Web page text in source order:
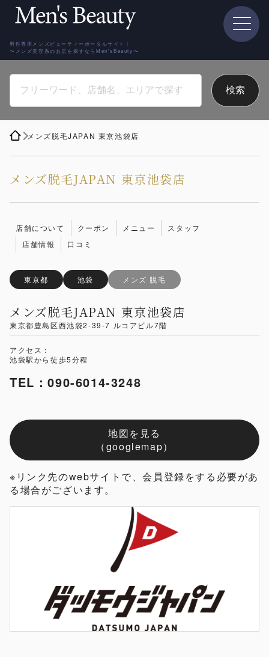
男性専用メンズビューティーポータルサイト！
〜メンズ美容系のお店を探すならMen'sBeauty〜
メンズ脱毛JAPAN 東京池袋店
メンズ脱毛JAPAN 東京池袋店
店舗について クーポン メニュー
スタッフ
店舗情報
口コミ
東京都 池袋 メンズ 脱毛
メンズ脱毛JAPAN 東京池袋店
東京都豊島区西池袋2-39-7 ルコアビル7階
アクセス：
池袋駅から徒歩5分程
TEL：090-6014-3248
地図を見る
（googlemap）
※リンク先のwebサイトで、会員登録をする必要があ
る場合がございます。